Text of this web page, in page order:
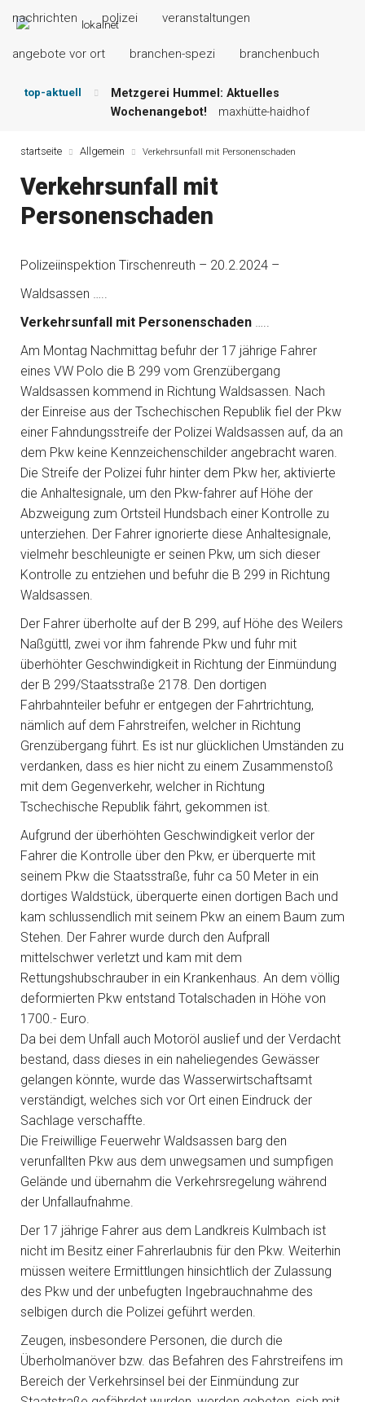
nachrichten polizei veranstaltungen
angebote vor ort branchen-spezi branchenbuch
top-aktuell
Metzgerei Hummel: Aktuelles
Wochenangebot!
maxhütte-haidhof
Grillspezialitäten u.v.m.! kallmünz
und mehr …
burglengenfeld
Der „deutsche Michel“ muss nun
zahlen!
kommentare & serien &
Maxhütter Fischladen: Unser aktuelles
Region! angebote vor ort | anzeige
startseite Allgemein Verkehrsunfall mit Personenschaden
Verkehrsunfall mit
Personenschaden
Polizeiinspektion Tirschenreuth – 20.2.2024 –
Waldsassen …..
Verkehrsunfall mit Personenschaden …..
Am Montag Nachmittag befuhr der 17 jährige Fahrer
eines VW Polo die B 299 vom Grenzübergang
Waldsassen kommend in Richtung Waldsassen. Nach
der Einreise aus der Tschechischen Republik fiel der Pkw
einer Fahndungsstreife der Polizei Waldsassen auf, da an
dem Pkw keine Kennzeichenschilder angebracht waren.
Die Streife der Polizei fuhr hinter dem Pkw her, aktivierte
die Anhaltesignale, um den Pkw-fahrer auf Höhe der
Abzweigung zum Ortsteil Hundsbach einer Kontrolle zu
unterziehen. Der Fahrer ignorierte diese Anhaltesignale,
vielmehr beschleunigte er seinen Pkw, um sich dieser
Kontrolle zu entziehen und befuhr die B 299 in Richtung
Waldsassen.
Der Fahrer überholte auf der B 299, auf Höhe des Weilers
Naßgüttl, zwei vor ihm fahrende Pkw und fuhr mit
überhöhter Geschwindigkeit in Richtung der Einmündung
der B 299/Staatsstraße 2178. Den dortigen
Fahrbahnteiler befuhr er entgegen der Fahrtrichtung,
nämlich auf dem Fahrstreifen, welcher in Richtung
Grenzübergang führt. Es ist nur glücklichen Umständen zu
verdanken, dass es hier nicht zu einem Zusammenstoß
mit dem Gegenverkehr, welcher in Richtung
Tschechische Republik fährt, gekommen ist.
Aufgrund der überhöhten Geschwindigkeit verlor der
Fahrer die Kontrolle über den Pkw, er überquerte mit
seinem Pkw die Staatsstraße, fuhr ca 50 Meter in ein
dortiges Waldstück, überquerte einen dortigen Bach und
kam schlussendlich mit seinem Pkw an einem Baum zum
Stehen. Der Fahrer wurde durch den Aufprall
mittelschwer verletzt und kam mit dem
Rettungshubschrauber in ein Krankenhaus. An dem völlig
deformierten Pkw entstand Totalschaden in Höhe von
1700.- Euro.
Da bei dem Unfall auch Motoröl auslief und der Verdacht
bestand, dass dieses in ein naheliegendes Gewässer
gelangen könnte, wurde das Wasserwirtschaftsamt
verständigt, welches sich vor Ort einen Eindruck der
Sachlage verschaffte.
Die Freiwillige Feuerwehr Waldsassen barg den
verunfallten Pkw aus dem unwegsamen und sumpfigen
Gelände und übernahm die Verkehrsregelung während
der Unfallaufnahme.
Der 17 jährige Fahrer aus dem Landkreis Kulmbach ist
nicht im Besitz einer Fahrerlaubnis für den Pkw. Weiterhin
müssen weitere Ermittlungen hinsichtlich der Zulassung
des Pkw und der unbefugten Ingebrauchnahme des
selbigen durch die Polizei geführt werden.
Zeugen, insbesondere Personen, die durch die
Überholmanöver bzw. das Befahren des Fahrstreifens im
Bereich der Verkehrsinsel bei der Einmündung zur